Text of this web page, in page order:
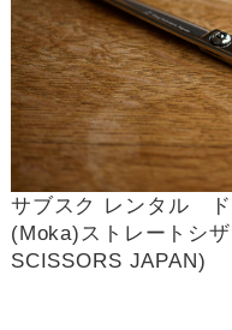
サブスク レンタル ド
(Moka)ストレートシ
SCISSORS JAPAN)